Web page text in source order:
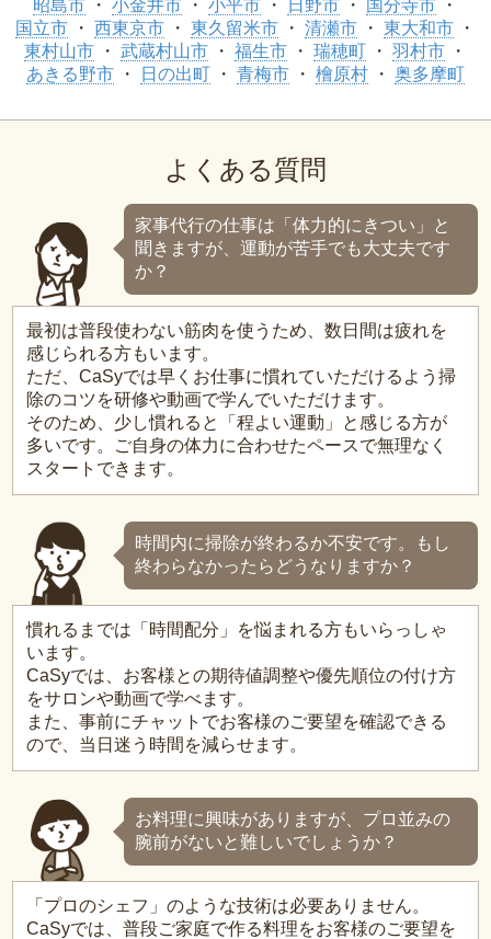
昭島市 小金井市 小平市 日野市
国分寺市
国立市
西東京市 東久留米市 清瀬市
東大和市
東村山市
武蔵村山市 福生市 瑞穂町
羽村市
あきる野市
日の出町 青梅市 檜原村 奥多摩町
よくある質問
家事代行の仕事は「体力的にきつい」と
聞きますが、運動が苦手でも大丈夫です
か？
最初は普段使わない筋肉を使うため、数日間は疲れを
感じられる方もいます。
ただ、CaSyでは早くお仕事に慣れていただけるよう掃
除のコツを研修や動画で学んでいただけます。
そのため、少し慣れると「程よい運動」と感じる方が
多いです。ご自身の体力に合わせたペースで無理なく
スタートできます。
時間内に掃除が終わるか不安です。もし
終わらなかったらどうなりますか？
慣れるまでは「時間配分」を悩まれる方もいらっしゃ
います。
CaSyでは、お客様との期待値調整や優先順位の付け方
をサロンや動画で学べます。
また、事前にチャットでお客様のご要望を確認できる
ので、当日迷う時間を減らせます。
お料理に興味がありますが、プロ並みの
腕前がないと難しいでしょうか？
「プロのシェフ」のような技術は必要ありません。
CaSyでは、普段ご家庭で作る料理をお客様のご要望を